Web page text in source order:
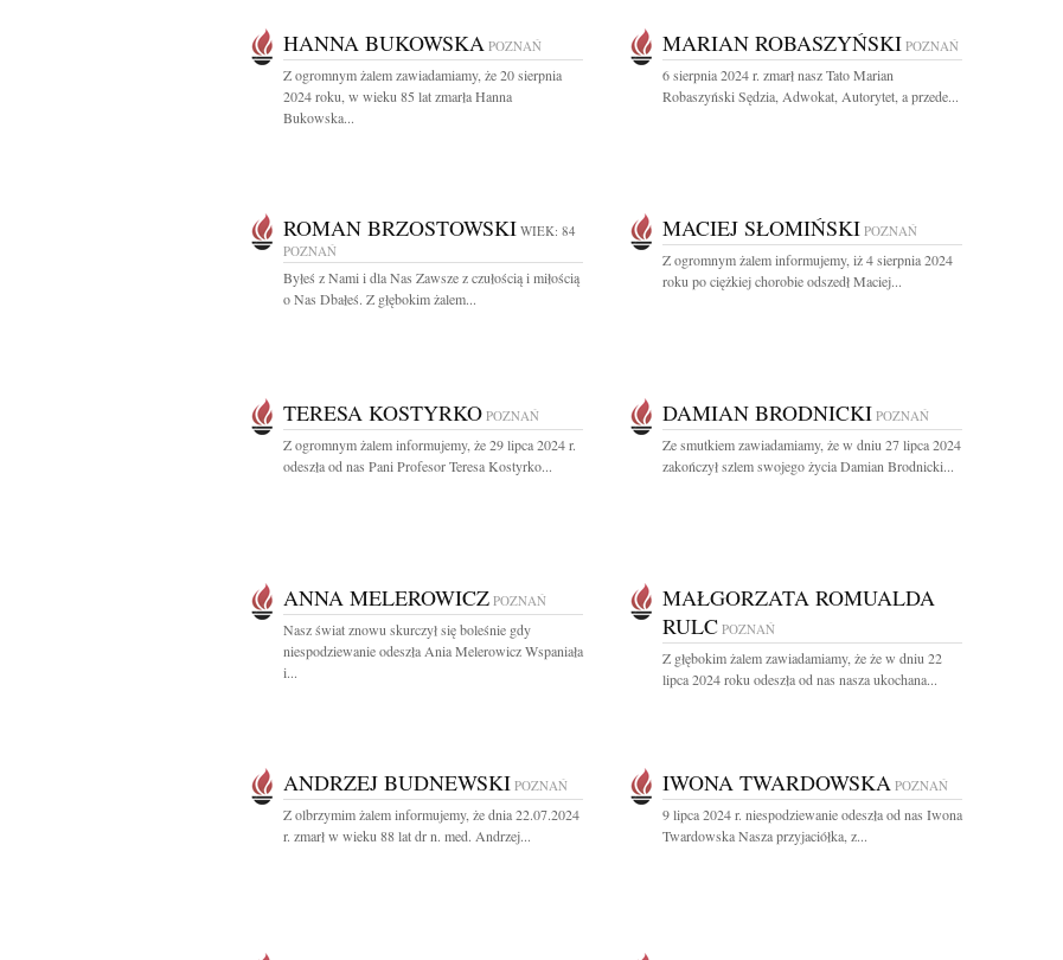
HANNA BUKOWSKA POZNAŃ
Z ogromnym żalem zawiadamiamy, że 20 sierpnia
2024 roku, w wieku 85 lat zmarła Hanna
Bukowska...
MARIAN ROBASZYŃSKI POZNAŃ
6 sierpnia 2024 r. zmarł nasz Tato Marian
Robaszyński Sędzia, Adwokat, Autorytet, a przede...
ROMAN BRZOSTOWSKI WIEK: 84
POZNAŃ
Byłeś z Nami i dla Nas Zawsze z czułością i miłością
o Nas Dbałeś. Z głębokim żalem...
MACIEJ SŁOMIŃSKI POZNAŃ
Z ogromnym żalem informujemy, iż 4 sierpnia 2024
roku po ciężkiej chorobie odszedł Maciej...
TERESA KOSTYRKO POZNAŃ
Z ogromnym żalem informujemy, że 29 lipca 2024 r.
odeszła od nas Pani Profesor Teresa Kostyrko...
DAMIAN BRODNICKI POZNAŃ
Ze smutkiem zawiadamiamy, że w dniu 27 lipca 2024
zakończył szlem swojego życia Damian Brodnicki...
ANNA MELEROWICZ POZNAŃ
Nasz świat znowu skurczył się boleśnie gdy
niespodziewanie odeszła Ania Melerowicz Wspaniała
i...
MAŁGORZATA ROMUALDA
RULC POZNAŃ
Z głębokim żalem zawiadamiamy, że że w dniu 22
lipca 2024 roku odeszła od nas nasza ukochana...
ANDRZEJ BUDNEWSKI POZNAŃ
Z olbrzymim żalem informujemy, że dnia 22.07.2024
r. zmarł w wieku 88 lat dr n. med. Andrzej...
IWONA TWARDOWSKA POZNAŃ
9 lipca 2024 r. niespodziewanie odeszła od nas Iwona
Twardowska Nasza przyjaciółka, z...